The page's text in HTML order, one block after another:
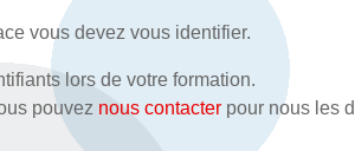
vous devez vous identifier.
lors de votre formation.
pouvez nous contacter pour nous les